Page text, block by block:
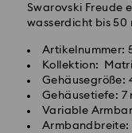
Swarovski Freude
wasserdicht bis 50
Artikelnummer:
Kollektion:
Gehäusegröße:
Gehäusetiefe: 7
Variable
Armbandbreite:
Expressversand -
Bestellungen, die
14:30 Uhr MEZ
Werktag
Lieferzeit bei
Bearbeitung und
Swarovski Kristall
besondere
folgenden